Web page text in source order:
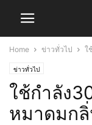
Home ข่าวทั่วไป ใ
ข่าวทั่วไป
ใช้กำลัง
หมาดมก